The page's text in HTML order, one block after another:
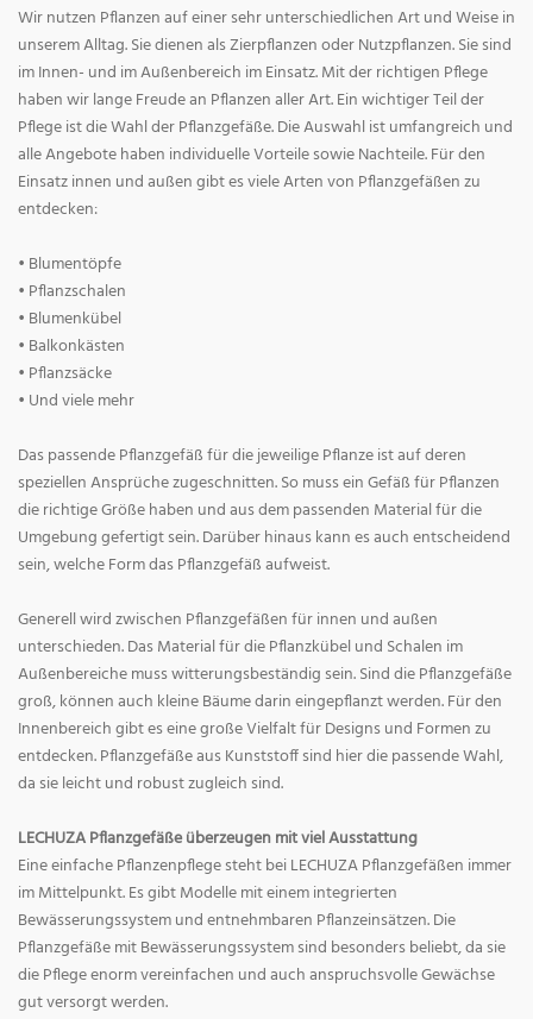
Wir nutzen Pflanzen auf einer sehr unterschiedlichen Art und Weise in
unserem Alltag. Sie dienen als Zierpflanzen oder Nutzpflanzen. Sie sind
im Innen- und im Außenbereich im Einsatz. Mit der richtigen Pflege
haben wir lange Freude an Pflanzen aller Art. Ein wichtiger Teil der
Pflege ist die Wahl der Pflanzgefäße. Die Auswahl ist umfangreich und
alle Angebote haben individuelle Vorteile sowie Nachteile. Für den
Einsatz innen und außen gibt es viele Arten von Pflanzgefäßen zu
entdecken:
• Blumentöpfe
• Pflanzschalen
• Blumenkübel
• Balkonkästen
• Pflanzsäcke
• Und viele mehr
Das passende Pflanzgefäß für die jeweilige Pflanze ist auf deren
speziellen Ansprüche zugeschnitten. So muss ein Gefäß für Pflanzen
die richtige Größe haben und aus dem passenden Material für die
Umgebung gefertigt sein. Darüber hinaus kann es auch entscheidend
sein, welche Form das Pflanzgefäß aufweist.
Generell wird zwischen Pflanzgefäßen für innen und außen
unterschieden. Das Material für die Pflanzkübel und Schalen im
Außenbereiche muss witterungsbeständig sein. Sind die Pflanzgefäße
groß, können auch kleine Bäume darin eingepflanzt werden. Für den
Innenbereich gibt es eine große Vielfalt für Designs und Formen zu
entdecken. Pflanzgefäße aus Kunststoff sind hier die passende Wahl,
da sie leicht und robust zugleich sind.
LECHUZA Pflanzgefäße überzeugen mit viel Ausstattung
Eine einfache Pflanzenpflege steht bei LECHUZA Pflanzgefäßen immer
im Mittelpunkt. Es gibt Modelle mit einem integrierten
Bewässerungssystem und entnehmbaren Pflanzeinsätzen. Die
Pflanzgefäße mit Bewässerungssystem sind besonders beliebt, da sie
die Pflege enorm vereinfachen und auch anspruchsvolle Gewächse
gut versorgt werden.